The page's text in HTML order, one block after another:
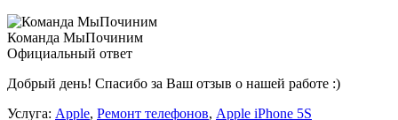
Команда МыПочиним
Официальный ответ
Добрый день! Спасибо за Ваш отзыв о нашей работе :)
Услуга: Apple, Ремонт телефонов, Apple iPhone 5S